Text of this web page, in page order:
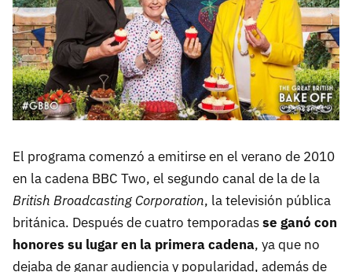
El programa comenzó a emitirse en el verano de 2010
en la cadena BBC Two, el segundo canal de la de la
British Broadcasting Corporation, la televisión pública
británica. Después de cuatro temporadasse ganó con
honores su lugar en la primera cadena, ya que no
dejaba de ganar audiencia y popularidad, además de